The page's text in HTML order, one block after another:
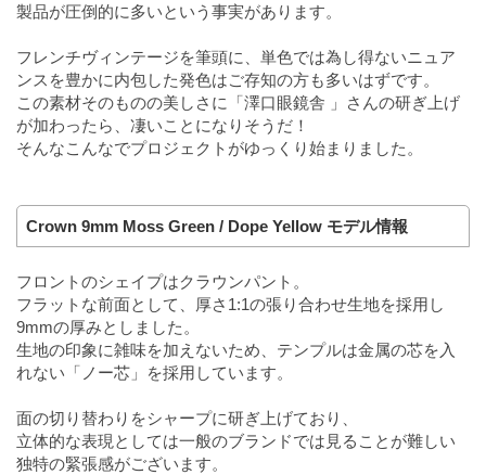
製品が圧倒的に多いという事実があります。
フレンチヴィンテージを筆頭に、単色では為し得ないニュア
ンスを豊かに内包した発色はご存知の方も多いはずです。
この素材そのものの美しさに「澤口眼鏡舎 」さんの研ぎ上げ
が加わったら、凄いことになりそうだ！
そんなこんなでプロジェクトがゆっくり始まりました。
Crown 9mm Moss Green / Dope Yellow モデル情報
フロントのシェイプはクラウンパント。
フラットな前面として、厚さ1:1の張り合わせ生地を採用し
9mmの厚みとしました。
生地の印象に雑味を加えないため、テンプルは金属の芯を入
れない「ノー芯」を採用しています。
面の切り替わりをシャープに研ぎ上げており、
立体的な表現としては一般のブランドでは見ることが難しい
独特の緊張感がございます。